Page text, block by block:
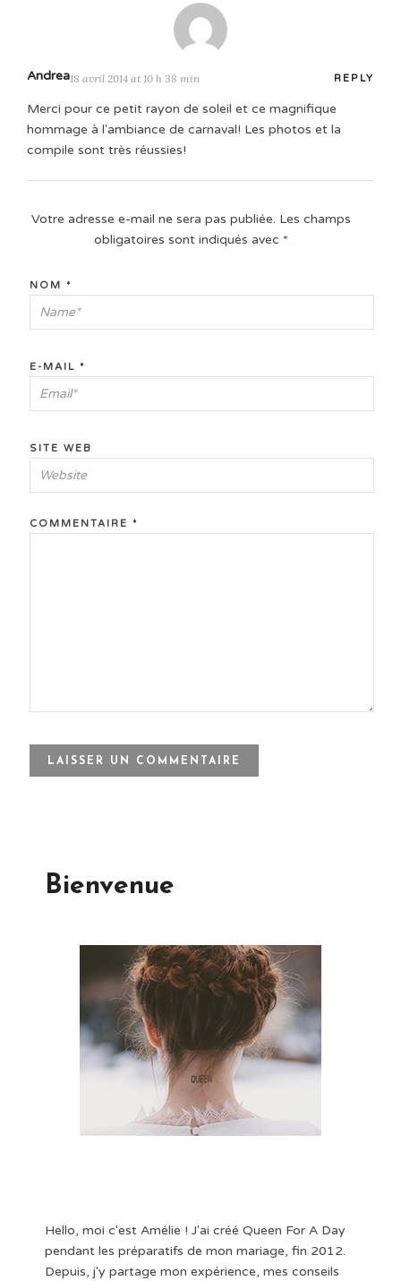
Andrea18 avril 2014 at 10 h 38 min REPLY
Merci pour ce petit rayon de soleil et ce magnifique
hommage à l'ambiance de carnaval! Les photos et la
compile sont très réussies!
Votre adresse e-mail ne sera pas publiée. Les champs
obligatoires sont indiqués avec *
NOM *
E-MAIL *
SITE WEB
COMMENTAIRE *
Bienvenue
Hello, moi c'est Amélie ! J'ai créé Queen For A Day
pendant les préparatifs de mon mariage, fin 2012.
Depuis, j'y partage mon expérience, mes conseils